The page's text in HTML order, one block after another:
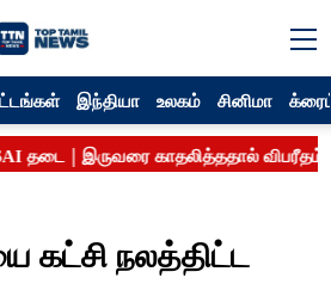
இந்தியா உலகம் சினிமா
கட்சி நலத்திட்ட